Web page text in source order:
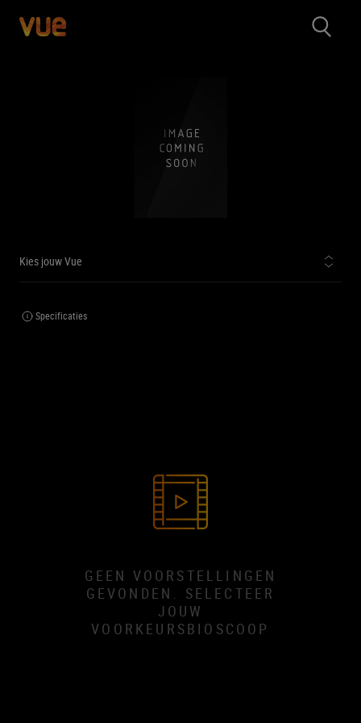
Kies jouw Vue
Specificaties
GEEN VOORSTELLINGEN
GEVONDEN. SELECTEER
JOUW
VOORKEURSBIOSCOOP